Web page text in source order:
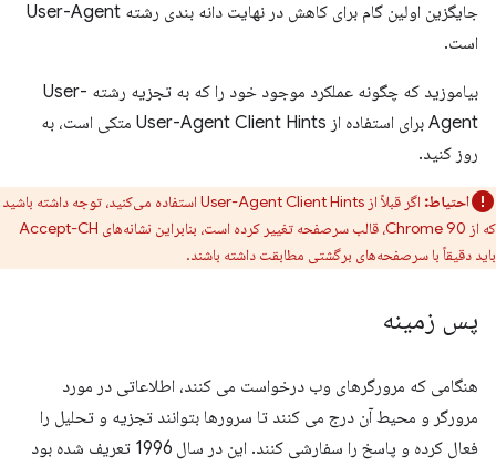
جایگزین اولین گام برای کاهش در نهایت دانه بندی رشته User-Agent
است.
بیاموزید که چگونه عملکرد موجود خود را که به تجزیه رشته User-
Agent برای استفاده از User-Agent Client Hints متکی است، به
روز کنید.
احتیاط:
اگر قبلاً از User-Agent Client Hints استفاده می‌کنید، توجه داشته باشید
که از Chrome 90، قالب سرصفحه تغییر کرده است، بنابراین نشانه‌های Accept-CH
باید دقیقاً با سرصفحه‌های برگشتی مطابقت داشته باشند.
پس زمینه
هنگامی که مرورگرهای وب درخواست می کنند، اطلاعاتی در مورد
مرورگر و محیط آن درج می کنند تا سرورها بتوانند تجزیه و تحلیل را
فعال کرده و پاسخ را سفارشی کنند. این در سال 1996 تعریف شده بود